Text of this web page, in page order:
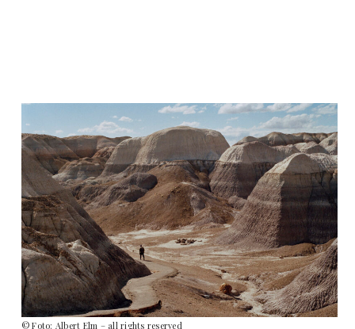
© Foto: Albert Elm – all rights reserved